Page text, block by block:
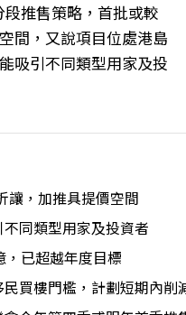
推售策略，首批或較
間，又說項目位處港島
吸引不同類型用家及投
讓，加推具提價空間
同類型用家及投資者
已超越年度目標
買樓門檻，計劃短期內削